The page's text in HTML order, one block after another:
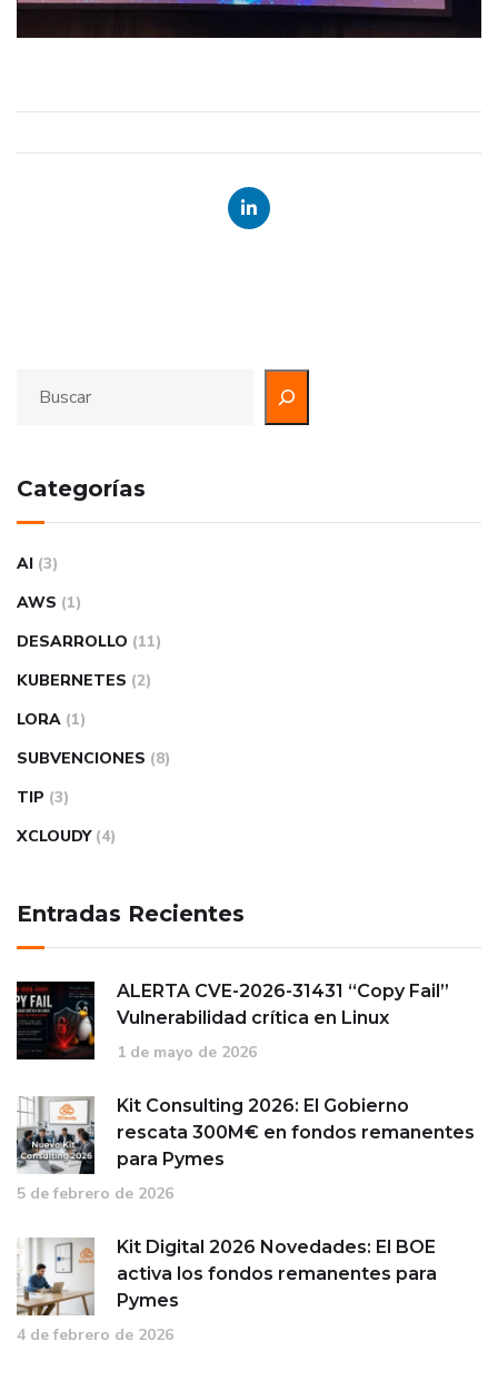
Categorías
AI (3)
AWS (1)
DESARROLLO (11)
KUBERNETES (2)
LORA (1)
SUBVENCIONES (8)
TIP (3)
XCLOUDY (4)
Entradas Recientes
ALERTA CVE-13413-6202 “Copy Fail”
Vulnerabilidad crítica en Linux
1 de mayo de 2026
Kit Consulting 2026: El Gobierno
rescata 300M€ en fondos remanentes
para Pymes
5 de febrero de 2026
Kit Digital 2026 Novedades: El BOE
activa los fondos remanentes para
Pymes
4 de febrero de 2026